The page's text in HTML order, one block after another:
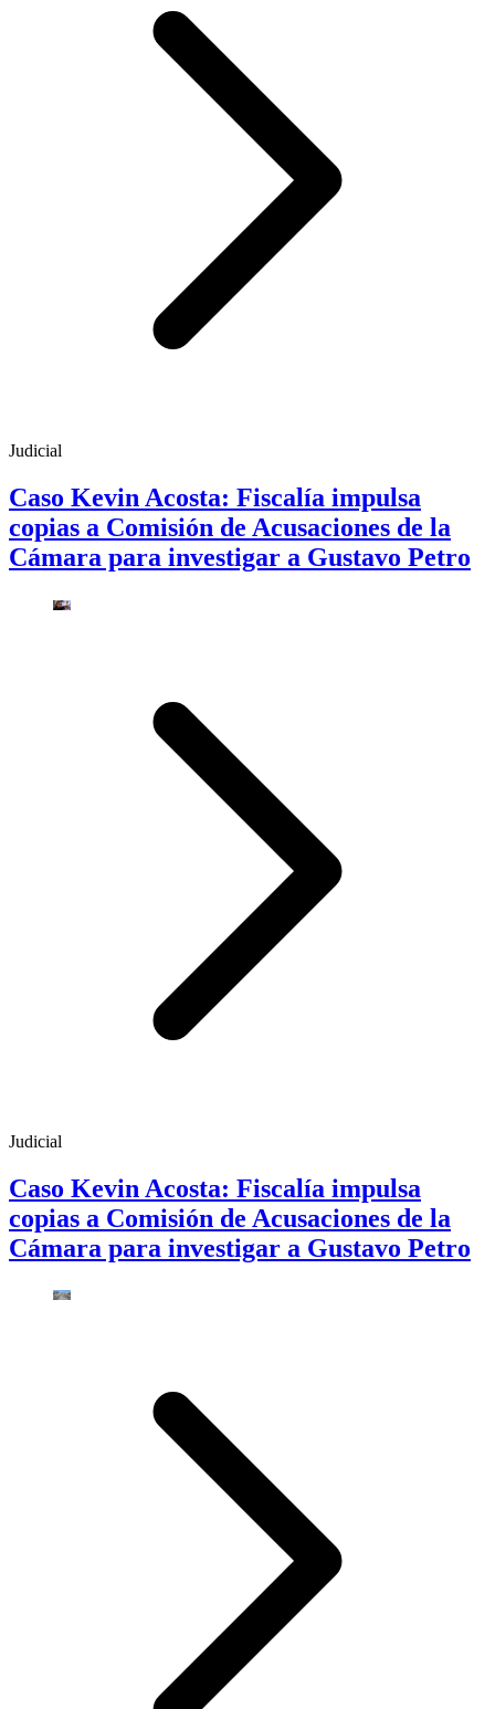
Judicial
Caso Kevin Acosta: Fiscalía impulsa
copias a Comisión de Acusaciones de la
Cámara para investigar a Gustavo Petro
Judicial
Caso Kevin Acosta: Fiscalía impulsa
copias a Comisión de Acusaciones de la
Cámara para investigar a Gustavo Petro